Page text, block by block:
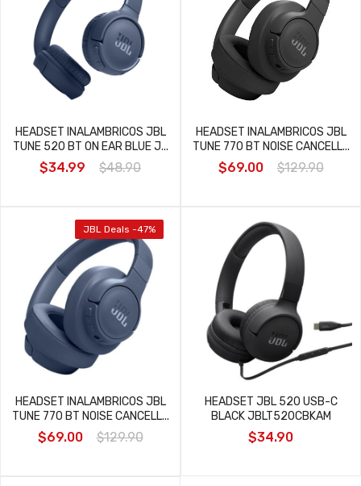
HEADSET INALAMBRICOS JBL
TUNE 520 BT ON EAR BLUE J...
$34.99 $48.90
HEADSET INALAMBRICOS JBL
TUNE 770 BT NOISE CANCELL...
$69.00 $129.90
JBL Deals -47%
HEADSET INALAMBRICOS JBL
TUNE 770 BT NOISE CANCELL...
$69.00 $129.90
HEADSET JBL 520 USB-C
BLACK JBLT520CBKAM
$34.90